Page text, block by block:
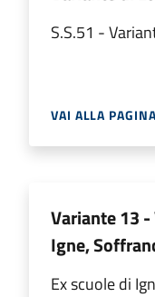
S.S.51 -
VAI ALLA PAGINA
Variante 13 -
Igne,
Ex scuole di